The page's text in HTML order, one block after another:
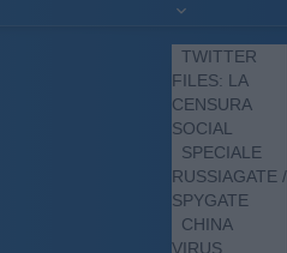
TWITTER
FILES: LA
CENSURA
SOCIAL
SPECIALE
RUSSIAGATE /
SPYGATE
CHINA
VIRUS